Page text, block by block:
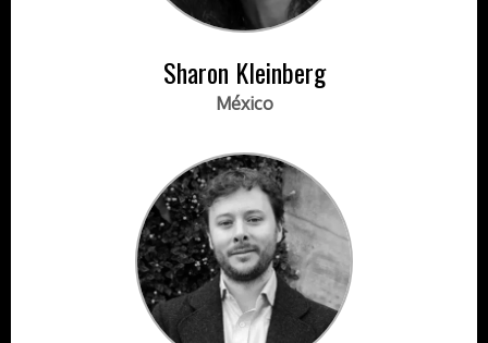
Sharon Kleinberg
México